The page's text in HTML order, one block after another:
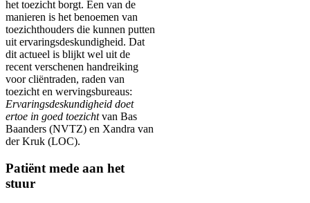
het toezicht borgt. Een van de
manieren is het benoemen van
toezichthouders die kunnen putten
uit ervaringsdeskundigheid. Dat
dit actueel is blijkt wel uit de
recent verschenen handreiking
voor cliëntraden, raden van
toezicht en wervingsbureaus:
Ervaringsdeskundigheid doet
ertoe in goed toezichtvan Bas
Baanders (NVTZ) en Xandra van
der Kruk (LOC).
Patiënt mede aan het
stuur